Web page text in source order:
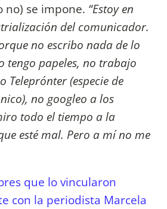
no) se impone. “Estoy en
del comunicador.
no escribo nada de lo
tengo papeles, no trabajo
Teleprónter (especie de
no googleo a los
todo el tiempo a la
esté mal. Pero a mí no me
que lo vincularon
con la periodista Marcela